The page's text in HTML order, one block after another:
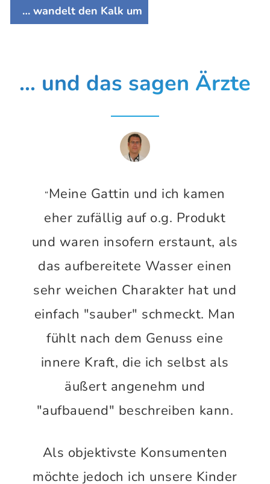
… wandelt den Kalk um
... und das sagen Ärzte
“Meine Gattin und ich kamen
eher zufällig auf o.g. Produkt
und waren insofern erstaunt, als
das aufbereitete Wasser einen
sehr weichen Charakter hat und
einfach "sauber" schmeckt. Man
fühlt nach dem Genuss eine
innere Kraft, die ich selbst als
äußert angenehm und
"aufbauend" beschreiben kann.
Als objektivste Konsumenten
möchte jedoch ich unsere Kinder